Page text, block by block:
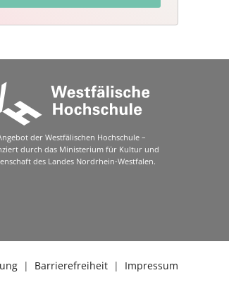
der Westfälischen Hochschule –
durch das Ministerium für Kultur und
des Landes Nordrhein-Westfalen.
| Barrierefreiheit | Impressum